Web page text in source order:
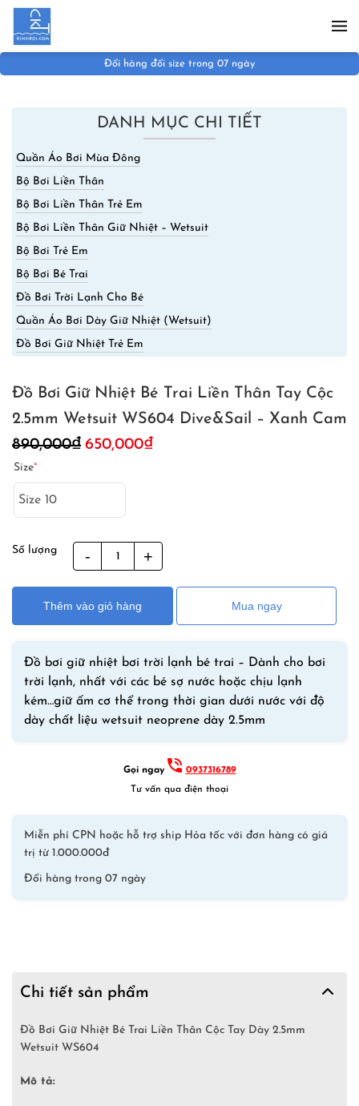
Skip to main content
Đổi hàng đổi size trong 07 ngày
DANH MỤC CHI TIẾT
Quần Áo Bơi Mùa Đông
Bộ Bơi Liền Thân
Bộ Bơi Liền Thân Trẻ Em
Bộ Bơi Liền Thân Giữ Nhiệt – Wetsuit
Bộ Bơi Trẻ Em
Bộ Bơi Bé Trai
Đồ Bơi Trời Lạnh Cho Bé
Quần Áo Bơi Dày Giữ Nhiệt (Wetsuit)
Đồ Bơi Giữ Nhiệt Trẻ Em
Đồ Bơi Giữ Nhiệt Bé Trai Liền Thân Tay Cộc
2.5mm Wetsuit WS604 Dive&Sail – Xanh Cam
890,000₫ Giá
650,000₫Giá
Size*
Số lượng
Bơi
Giữ
Nhiệt
Bé
Liền
Thân
Tay
Cộc
Xanh
Cam
số
Thêm vào giỏ hàng Mua ngay
Đồ bơi giữ nhiệt bơi trời lạnh bé trai – Dành cho bơi
trời lạnh, nhất với các bé sợ nước hoặc chịu lạnh
kém…giữ ấm cơ thể trong thời gian dưới nước với độ
dày chất liệu wetsuit neoprene dày 2.5mm
Gọi ngay
0937316789
Tư vấn qua điện thoại
Miễn phí CPN hoặc hỗ trợ ship Hỏa tốc với đơn hàng có giá
trị từ 1.000.000đ
Đổi hàng trong 07 ngày
Chi tiết sản phẩm
Đồ Bơi Giữ Nhiệt Bé Trai Liền Thân Cộc Tay Dày 2.5mm
Wetsuit WS604
Mô tả: